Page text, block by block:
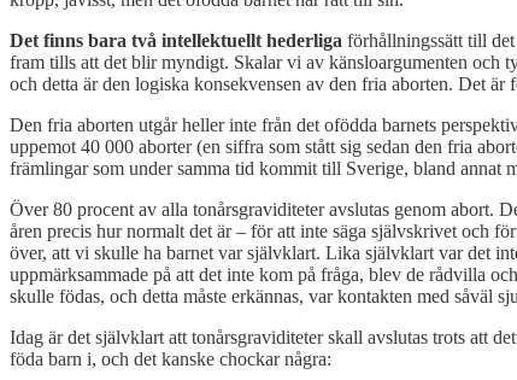
Det finns bara två intellektuellt hederliga förhållningssätt till
fram tills att det blir myndigt. Skalar vi av känsloargumenten och
och detta är den logiska konsekvensen av den fria aborten. Det
Den fria aborten utgår heller inte från det ofödda barnets
uppemot 40 000 aborter (en siffra som stått sig sedan den fria
främlingar som under samma tid kommit till Sverige, bland annat
Över 80 procent av alla tonårsgraviditeter avslutas genom abort.
åren precis hur normalt det är – för att inte säga självskrivet och
över, att vi skulle ha barnet var självklart. Lika självklart var det
uppmärksammade på att det inte kom på fråga, blev de rådvilla
skulle födas, och detta måste erkännas, var kontakten med såväl
Idag är det självklart att tonårsgraviditeter skall avslutas trots att
föda barn i, och det kanske chockar några: